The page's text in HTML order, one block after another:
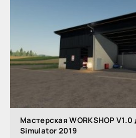
Мастерская WORKSHOP V1.0
Simulator 2019